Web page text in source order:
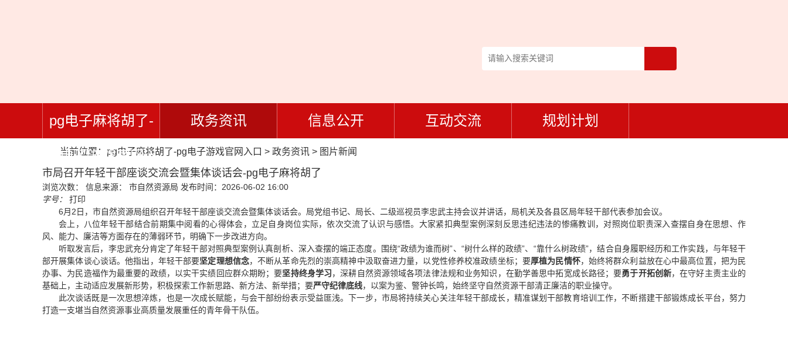
pg电子麻将胡了-
pg电子游戏官网入
口
政务资讯 信息公开 互动交流 规划计划
当前位置： pg电子麻将胡了-pg电子游戏官网入口 > 政务资讯 > 图片新闻
市局召开年轻干部座谈交流会暨集体谈话会-pg电子麻将胡了
浏览次数： 信息来源： 市自然资源局 发布时间：2026-06-02 16:00
字号：
打印
6月2日，市自然资源局组织召开年轻干部座谈交流会暨集体谈话会。局党组书记、局长、二级巡视员李忠武主持会议并讲话，局机关及各县区局年轻干部代表参加会议。
会上，八位年轻干部结合前期集中阅看的心得体会，立足自身岗位实际，依次交流了认识与感悟。大家紧扣典型案例深刻反思违纪违法的惨痛教训，对照岗位职责深入查摆自身在思想、作
风、能力、廉洁等方面存在的薄弱环节，明确下一步改进方向。
听取发言后，李忠武充分肯定了年轻干部对照典型案例认真剖析、深入查摆的端正态度。围绕“政绩为谁而树”、“树什么样的政绩”、“靠什么树政绩”，结合自身履职经历和工作实践，与年轻干
部开展集体谈心谈话。他指出，年轻干部要坚定理想信念，不断从革命先烈的崇高精神中汲取奋进力量，以党性修养校准政绩坐标；要厚植为民情怀，始终将群众利益放在心中最高位置，把为民
办事、为民造福作为最重要的政绩，以实干实绩回应群众期盼；要坚持终身学习，深耕自然资源领域各项法律法规和业务知识，在勤学善思中拓宽成长路径；要勇于开拓创新，在守好主责主业的
基础上，主动适应发展新形势，积极探索工作新思路、新方法、新举措；要严守纪律底线，以案为鉴、警钟长鸣，始终坚守自然资源干部清正廉洁的职业操守。
此次谈话既是一次思想淬炼，也是一次成长赋能，与会干部纷纷表示受益匪浅。下一步，市局将持续关心关注年轻干部成长，精准谋划干部教育培训工作，不断搭建干部锻炼成长平台，努力
打造一支堪当自然资源事业高质量发展重任的青年骨干队伍。